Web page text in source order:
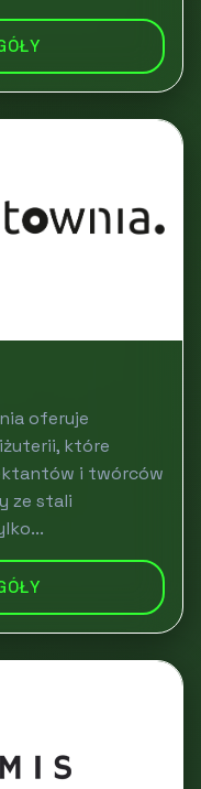
oferuje
które
i twórców
ze stali